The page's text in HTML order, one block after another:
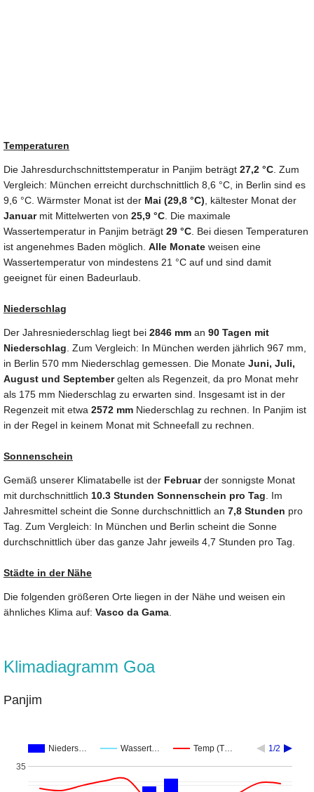
Temperaturen
Die Jahresdurchschnittstemperatur in Panjim beträgt 27,2 °C . Zum
Vergleich: München erreicht durchschnittlich 8,6 °C, in Berlin sind es
9,6 °C. Wärmster Monat ist der Mai (29,8 °C) , kältester Monat der
Januarmit Mittelwerten von 25,9 °C . Die maximale
Wassertemperatur in Panjim beträgt 29 °C . Bei diesen Temperaturen
ist angenehmes Baden möglich. Alle Monate weisen eine
Wassertemperatur von mindestens 21 °C auf und sind damit
geeignet für einen Badeurlaub.
Niederschlag
Der Jahresniederschlag liegt bei 2846 mm an 90 Tagen mit
Niederschlag . Zum Vergleich: In München werden jährlich 967 mm,
in Berlin 570 mm Niederschlag gemessen. Die Monate Juni, Juli,
August und Septembergelten als Regenzeit, da pro Monat mehr
als 175 mm Niederschlag zu erwarten sind. Insgesamt ist in der
Regenzeit mit etwa 2572 mm Niederschlag zu rechnen. In Panjim ist
in der Regel in keinem Monat mit Schneefall zu rechnen.
Sonnenschein
Gemäß unserer Klimatabelle ist der Februarder sonnigste Monat
mit durchschnittlich 10.3 Stunden Sonnenschein pro Tag . Im
Jahresmittel scheint die Sonne durchschnittlich an 7,8 Stunden pro
Tag. Zum Vergleich: In München und Berlin scheint die Sonne
durchschnittlich über das ganze Jahr jeweils 4,7 Stunden pro Tag.
Städte in der Nähe
Die folgenden größeren Orte liegen in der Nähe und weisen ein
ähnliches Klima auf: Vasco da Gama
Klimadiagramm Goa
Panjim
Nieders… Wassert… Temp (T… 1/2
35